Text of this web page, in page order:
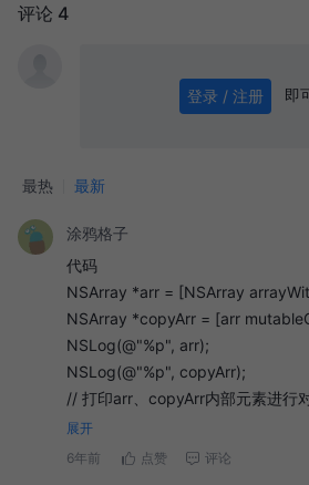
评论 4
登录 / 注册 即
最热 最新
涂鸦格子
代码
NSArray *arr = [NSArray
NSArray *copyArr = [arr
NSLog(@"%p", arr);
NSLog(@"%p", copyArr);
// 打印arr、copyArr内部元素进行
NSLog(@"%p", arr[0]);
NSLog(@"%p", copyArr[0]);
展开
6年前
点赞 评论